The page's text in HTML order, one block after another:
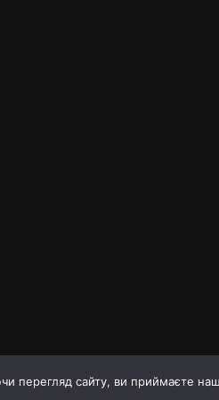
сайту, ви приймаєте